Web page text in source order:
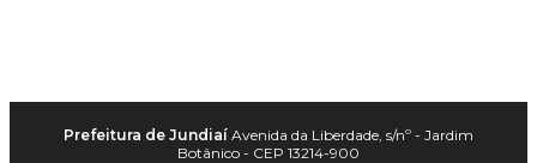
Prefeitura de Jundiaí Avenida da Liberdade, s/nº - Jardim
Botânico - CEP 13214-900